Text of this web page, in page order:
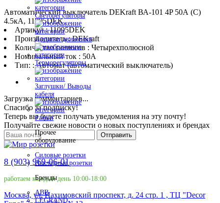
Светорегуляторы
Датчики движения
Терморегуляторы
Заглушки/ Выводы
кабеля
Рамки
Прочее
оборудование
Силовые розетки
Накладные розетки
Бренды
ABB
LEGRAND
Автоматический выключатель DEKraft ВА-101 4P 50А (C)
4.5кА, 11095DEK
Артикул : 11095DEK
Производитель : DEKraft
Количество полюсов : Четырехполюсной
Номинальный ток : 50A
Тип: : Автомат (автоматический выключатель)
Загрузка комментариев...
Спасибо за подписку!
Теперь вы будете получать уведомления на эту почту!
Получайте свежие новости о новых поступлениях и брендах
Отправить
8 (903) 969-06-01
работаем каждый день 10:00-18:00
Москва, ул. Нахимовский проспект, д. 24 стр. 1 , ТЦ "Decor